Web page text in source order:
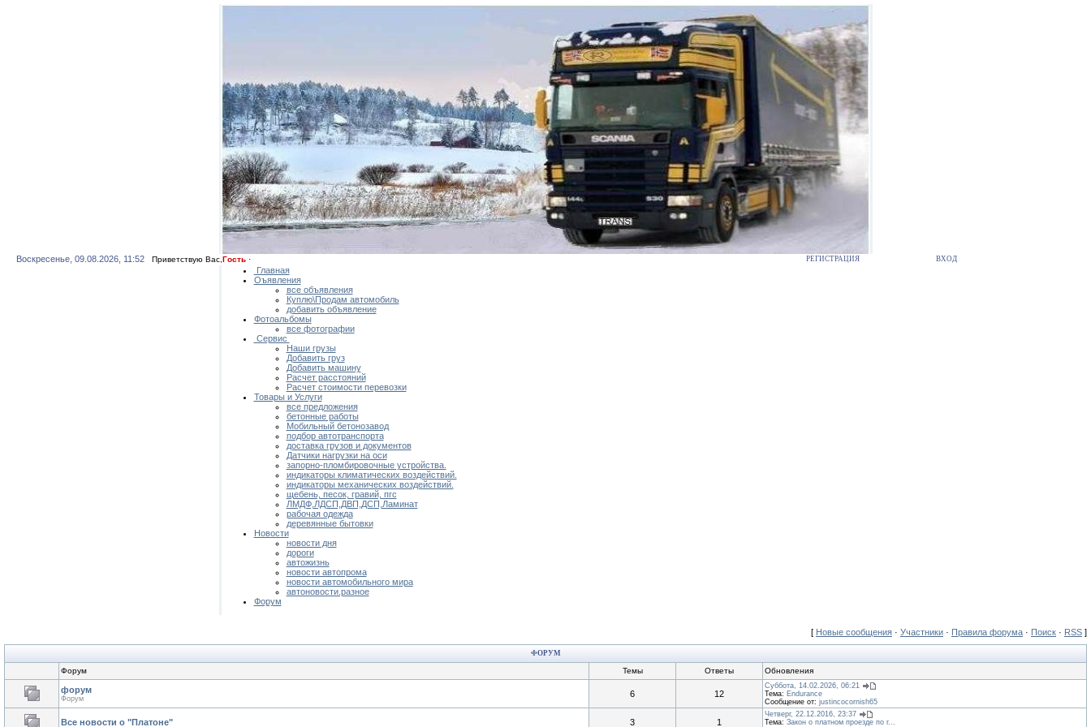
Воскресенье, 09.08.2026, 11:52 Приветствую Вас Гость · РЕГИСТРАЦИЯ ВХОД
Главная
Оъявления
все объявления
Куплю\Продам автомобиль
добавить объявление
Фотоальбомы
все фотографии
Сервис
Наши грузы
Добавить груз
Добавить машину
Расчет расстояний
Расчет стоимости перевозки
Товары и Услуги
все предложения
бетонные работы
Мобильный бетонозавод
подбор автотранспорта
доставка грузов и документов
Датчики нагрузки на оси
запорно-пломбировочные устройства.
индикаторы климатических воздействий.
индикаторы механических воздействий.
щебень, песок, гравий, пгс
ЛМДФ,ЛДСП,ДВП,ДСП,Ламинат
рабочая одежда
деревянные бытовки
Новости
новости дня
дороги
автожизнь
новости автопрома
новости автомобильного мира
автоновости.разное
Форум
[ Новые сообщения · Участники · Правила форума · Поиск · RSS ]
ФОРУМ
Форум Темы Ответы Обновления
форум
Форум 6 12
Суббота, 14.02.2026, 06:21
Тема: Endurance
Сообщение от: justincocornish65
Все новости о "Платоне" 3 1
Четверг, 22.12.2016, 23:37
Тема: Закон о платном проезде по г...